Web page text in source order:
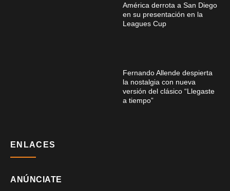
América derrota a San Diego
en su presentación en la
Leagues Cup
Fernando Allende despierta
la nostalgia con nueva
versión del clásico “Llegaste
a tiempo”
ENLACES
ANÚNCIATE